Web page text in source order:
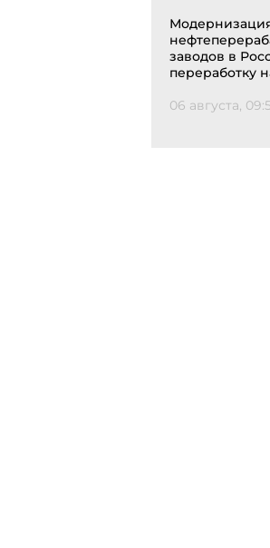
заводов в
переработку
06 августа,